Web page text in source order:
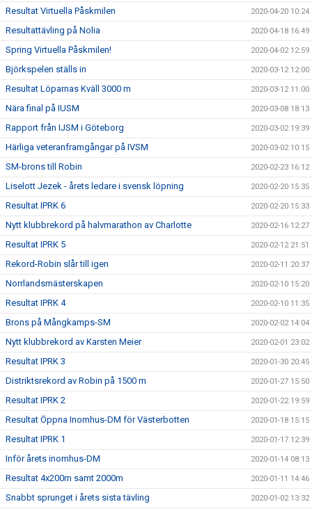
Resultat Virtuella Påskmilen 2020-04-20 10:24
Resultattävling på Nolia 2020-04-18 16:49
Spring Virtuella Påskmilen! 2020-04-02 12:59
Björkspelen ställs in 2020-03-12 12:00
Resultat Löparnas Kväll 3000 m 2020-03-12 11:00
Nära final på IUSM 2020-03-08 18:13
Rapport från IJSM i Göteborg 2020-03-02 19:39
Härliga veteranframgångar på IVSM 2020-03-02 10:15
SM-brons till Robin 2020-02-23 16:12
Liselott Jezek - årets ledare i svensk löpning 2020-02-20 15:35
Resultat IPRK 6 2020-02-20 15:33
Nytt klubbrekord på halvmarathon av Charlotte 2020-02-16 12:27
Resultat IPRK 5 2020-02-12 21:51
Rekord-Robin slår till igen 2020-02-11 20:37
Norrlandsmästerskapen 2020-02-10 15:20
Resultat IPRK 4 2020-02-10 11:35
Brons på Mångkamps-SM 2020-02-02 14:04
Nytt klubbrekord av Karsten Meier 2020-02-01 23:02
Resultat IPRK 3 2020-01-30 20:45
Distriktsrekord av Robin på 1500 m 2020-01-27 15:50
Resultat IPRK 2 2020-01-22 19:59
Resultat Öppna Inomhus-DM för Västerbotten 2020-01-18 15:15
Resultat IPRK 1 2020-01-17 12:39
Inför årets inomhus-DM 2020-01-14 08:13
Resultat 4x200m samt 2000m 2020-01-11 14:46
Snabbt sprunget i årets sista tävling 2020-01-02 13:32